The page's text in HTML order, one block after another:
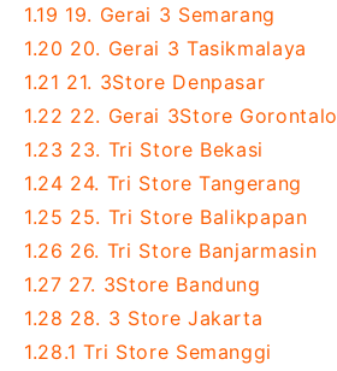
1.19 19. Gerai 3 Semarang
1.20 20. Gerai 3 Tasikmalaya
1.21 21. 3Store Denpasar
1.22 22. Gerai 3Store Gorontalo
1.23 23. Tri Store Bekasi
1.24 24. Tri Store Tangerang
1.25 25. Tri Store Balikpapan
1.26 26. Tri Store Banjarmasin
1.27 27. 3Store Bandung
1.28 28. 3 Store Jakarta
1.28.1 Tri Store Semanggi